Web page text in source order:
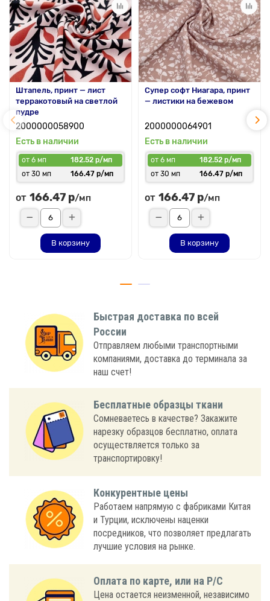
Штапель, принт — лист
терракотовый на светлой
пудре
2000000058900
Есть в наличии
от 6 мп
182.52 р/мп
от 30 мп
166.47 р/мп
от 166.47 р/мп
В корзину
Супер софт Ниагара, принт
— листики на бежевом
2000000064901
Есть в наличии
от 6 мп
182.52 р/мп
от 30 мп
166.47 р/мп
от 166.47 р/мп
В корзину
Быстрая доставка по всей
России
Отправляем любыми транспортными
компаниями, доставка до терминала за
наш счет!
Бесплатные образцы ткани
Сомневаетесь в качестве? Закажите
нарезку образцов бесплатно, оплата
осуществляется только за
транспортировку!
Конкурентные цены
Работаем напрямую с фабриками Китая
и Турции, исключены наценки
посредников, что позволяет предлагать
лучшие условия на рынке.
Оплата по карте, или на Р/С
Цена остается неизменной, независимо